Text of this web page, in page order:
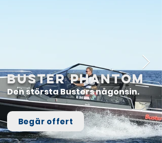
Buster Phantom
Den största Busters någonsin.
Begär offert